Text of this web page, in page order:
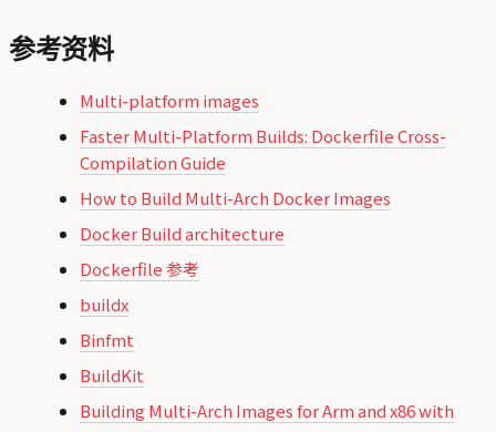
参考资料
Multi-platform images
Faster Multi-Platform Builds: Dockerfile Cross-
Compilation Guide
How to Build Multi-Arch Docker Images
Docker Build architecture
Dockerfile 参考
buildx
Binfmt
BuildKit
Building Multi-Arch Images for Arm and x86 with